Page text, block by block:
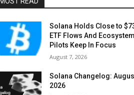
Solana Holds Close to
ETF Flows And Ecosystem
Pilots Keep In Focus
August 7, 2026
Solana Changelog:
2026